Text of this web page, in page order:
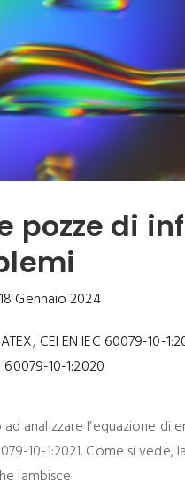
pozze di
18 Gennaio 2024
ATEX, CEI EN IEC 60079-10-
60079-10-1:2020
analizzare l’equazione di
10-1:2021. Come si
lambisce